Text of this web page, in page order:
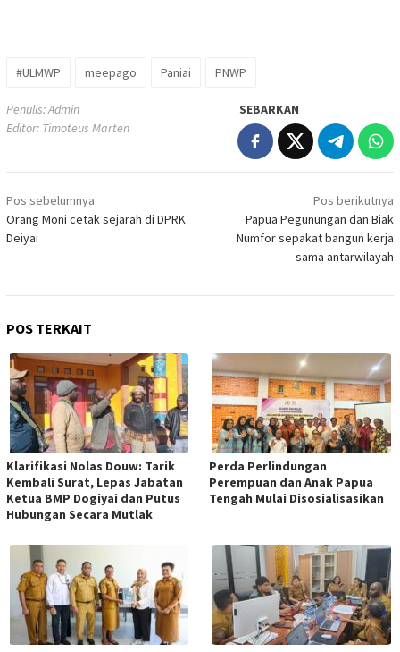
#ULMWP meepago Paniai PNWP
Penulis: Admin
Editor: Timoteus Marten
SEBARKAN
Navigasi
pos
Pos sebelumnya
Orang Moni cetak sejarah di DPRK
Deiyai
Pos berikutnya
Papua Pegunungan dan Biak
Numfor sepakat bangun kerja
sama antarwilayah
POS TERKAIT
Klarifikasi Nolas Douw: Tarik
Kembali Surat, Lepas Jabatan
Ketua BMP Dogiyai dan Putus
Hubungan Secara Mutlak
Perda Perlindungan
Perempuan dan Anak Papua
Tengah Mulai Disosialisasikan